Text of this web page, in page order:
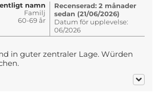
namn
Familj
60-69 år
Recenserad: 2 månader
sedan (21/06/2026)
Datum för upplevelse:
06/2026
in guter zentraler Lage. Würden